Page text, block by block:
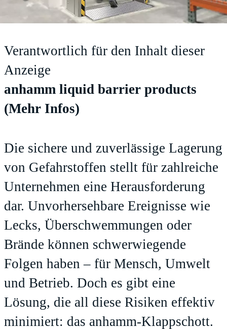
Verantwortlich für den Inhalt dieser
Anzeige
anhamm liquid barrier products
(Mehr Infos)
Die sichere und zuverlässige Lagerung
von Gefahrstoffen stellt für zahlreiche
Unternehmen eine Herausforderung
dar. Unvorhersehbare Ereignisse wie
Lecks, Überschwemmungen oder
Brände können schwerwiegende
Folgen haben – für Mensch, Umwelt
und Betrieb. Doch es gibt eine
Lösung, die all diese Risiken effektiv
minimiert: das anhamm-Klappschott.